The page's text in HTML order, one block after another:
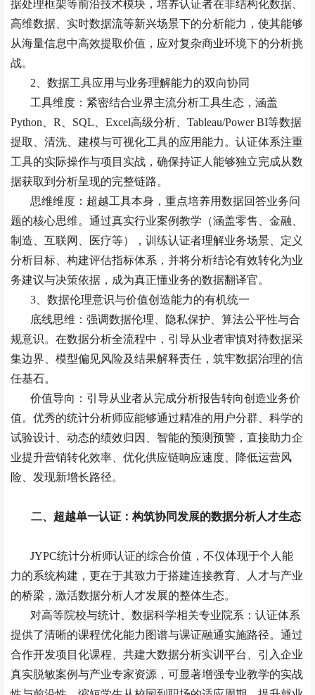
据处理框架等前沿技术模块，培养认证者在非结构化数据、
高维数据、实时数据流等新兴场景下的分析能力，使其能够
从海量信息中高效提取价值，应对复杂商业环境下的分析挑
战。
2 、数据工具应用与业务理解能力的双向协同
工具维度：紧密结合业界主流分析工具生态，涵盖
Python 、R SQL 、Excel高级分析、Tableau/Power BI等数据
提取、清洗、建模与可视化工具的应用能力。认证体系注重
工具的实际操作与项目实战，确保持证人能够独立完成从数
据获取到分析呈现的完整链路。
思维维度：超越工具本身，重点培养用数据回答业务问
题的核心思维。通过真实行业案例教学（涵盖零售、金融、
制造、互联网、医疗等），训练认证者理解业务场景、定义
分析目标、构建评估指标体系，并将分析结论有效转化为业
务建议与决策依据，成为真正懂业务的数据翻译官。
3 、数据伦理意识与价值创造能力的有机统一
底线思维：强调数据伦理、隐私保护、算法公平性与合
规意识。在数据分析全流程中，引导从业者审慎对待数据采
集边界、模型偏见风险及结果解释责任，筑牢数据治理的信
任基石。
价值导向：引导从业者从完成分析报告转向创造业务价
值。优秀的统计分析师应能够通过精准的用户分群、科学的
试验设计、动态的绩效归因、智能的预测预警，直接助力企
业提升营销转化效率、优化供应链响应速度、降低运营风
险、发现新增长路径。
二、超越单一认证：构筑协同发展的数据分析人才生态
JYPC统计分析师认证的综合价值，不仅体现于个人能
力的系统构建，更在于其致力于搭建连接教育、人才与产业
的桥梁，激活数据分析人才发展的整体生态。
对高等院校与统计、数据科学相关专业院系：认证体系
提供了清晰的课程优化能力图谱与课证融通实施路径。通过
合作开发项目化课程、共建大数据分析实训平台、引入企业
真实脱敏案例与产业专家资源，可显著增强专业教学的实战